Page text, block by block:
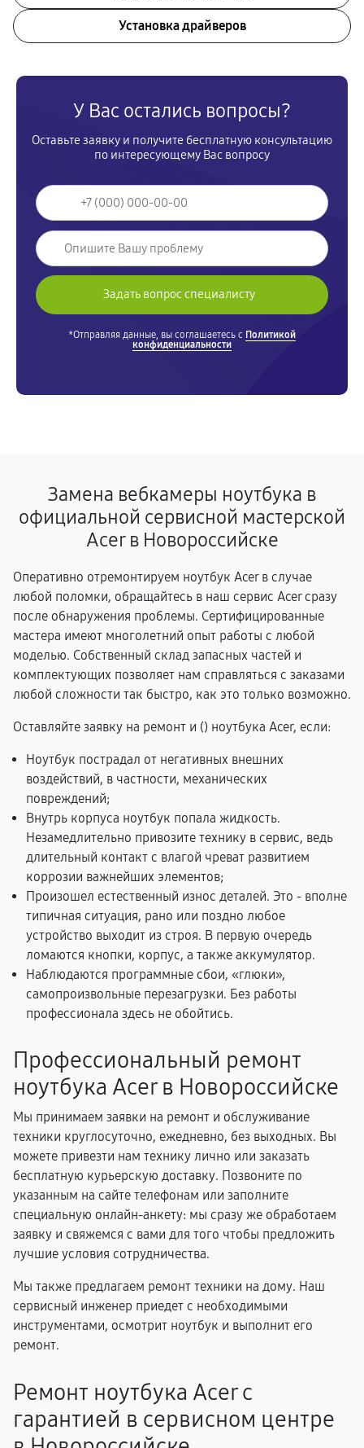
Установка драйверов
У Вас остались вопросы?
Оставьте заявку и получите бесплатную консультацию
по интересующему Вас вопросу
*Отправляя данные, вы соглашаетесь с Политикой
конфиденциальности
Замена вебкамеры ноутбука в
официальной сервисной мастерской
Acer в Новороссийске
Оперативно отремонтируем ноутбук Acer в случае
любой поломки, обращайтесь в наш сервис Acer сразу
после обнаружения проблемы. Сертифицированные
мастера имеют многолетний опыт работы с любой
моделью. Собственный склад запасных частей и
комплектующих позволяет нам справляться с заказами
любой сложности так быстро, как это только возможно.
Оставляйте заявку на ремонт и () ноутбука Acer, если:
Ноутбук пострадал от негативных внешних
воздействий, в частности, механических
повреждений;
Внутрь корпуса ноутбук попала жидкость.
Незамедлительно привозите технику в сервис, ведь
длительный контакт с влагой чреват развитием
коррозии важнейших элементов;
Произошел естественный износ деталей. Это - вполне
типичная ситуация, рано или поздно любое
устройство выходит из строя. В первую очередь
ломаются кнопки, корпус, а также аккумулятор.
Наблюдаются программные сбои, «глюки»,
самопроизвольные перезагрузки. Без работы
профессионала здесь не обойтись.
Профессиональный ремонт
ноутбука Acer в Новороссийске
Мы принимаем заявки на ремонт и обслуживание
техники круглосуточно, ежедневно, без выходных. Вы
можете привезти нам технику лично или заказать
бесплатную курьерскую доставку. Позвоните по
указанным на сайте телефонам или заполните
специальную онлайн-анкету: мы сразу же обработаем
заявку и свяжемся с вами для того чтобы предложить
лучшие условия сотрудничества.
Мы также предлагаем ремонт техники на дому. Наш
сервисный инженер приедет с необходимыми
инструментами, осмотрит ноутбук и выполнит его
ремонт.
Ремонт ноутбука Acer с
гарантией в сервисном центре